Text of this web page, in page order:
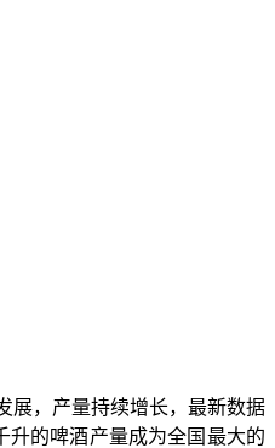
展，产量持续增长， 最新数据
升的啤酒产量成为全国最大的